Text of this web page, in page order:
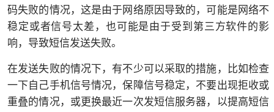
码失败的情况，这是由于网络原因导致的，可能是网络不
稳定或者信号太差，也可能是由于受到第三方软件的影
响，导致短信发送失败。
在发送失败的情况下，有不少可以采取的措施，比如检查
一下自己手机信号情况，保障信号稳定，不要出现拒收或
重叠的情况，或更换最近一次发短信服务器，以提高短信